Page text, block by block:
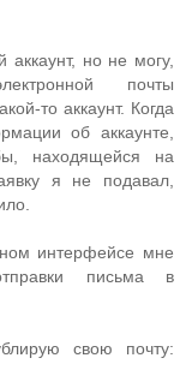
но не могу,
почты
то аккаунт. Когда
об аккаунте,
находящейся на
я не подавал,
интерфейсе мне
письма в
свою почту: